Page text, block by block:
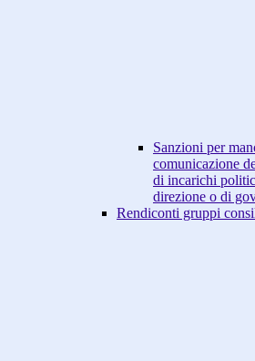
Sanzioni per
comunicazione
di incarichi
direzione o di
Rendiconti gruppi